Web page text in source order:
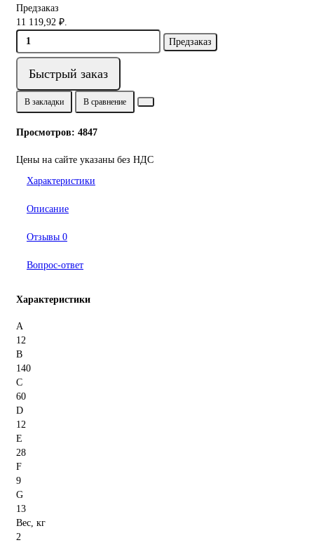
Предзаказ
11 119,92 ₽.
Предзаказ
Быстрый заказ
В закладки В сравнение
Просмотров: 4847
Цены на сайте указаны без НДС
Характеристики
Описание
Отзывы 0
Вопрос-ответ
Характеристики
A
12
B
140
C
60
D
12
E
28
F
9
G
13
Вес, кг
2